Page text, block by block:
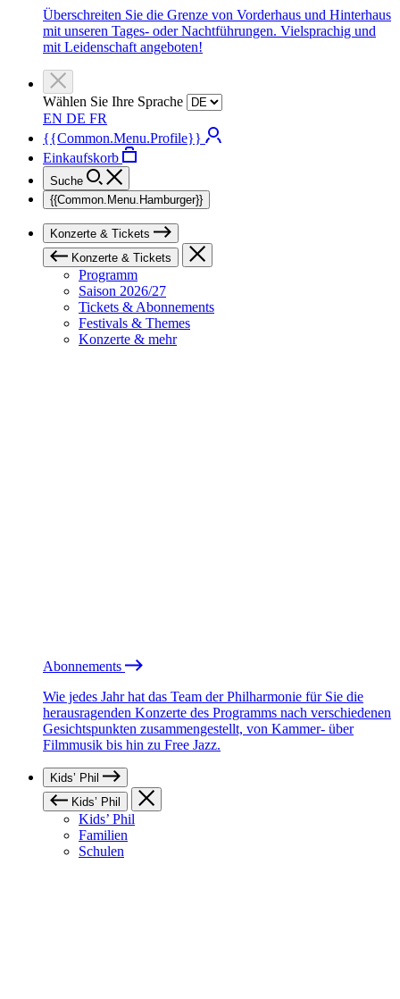
Überschreiten Sie die Grenze von Vorderhaus und Hinterhaus
mit unseren Tages- oder Nachtführungen. Vielsprachig und
mit Leidenschaft angeboten!
Wählen Sie Ihre Sprache
EN DE FR
{{Common.Menu.Profile}}
Einkaufskorb
Suche
{{Common.Menu.Hamburger}}
Konzerte & Tickets
Konzerte & Tickets
Programm
Saison 2026/27
Tickets & Abonnements
Festivals & Themes
Konzerte & mehr
Abonnements
Wie jedes Jahr hat das Team der Philharmonie für Sie die
herausragenden Konzerte des Programms nach verschiedenen
Gesichtspunkten zusammengestellt, von Kammer- über
Filmmusik bis hin zu Free Jazz.
Kids’ Phil
Kids’ Phil
Kids’ Phil
Familien
Schulen